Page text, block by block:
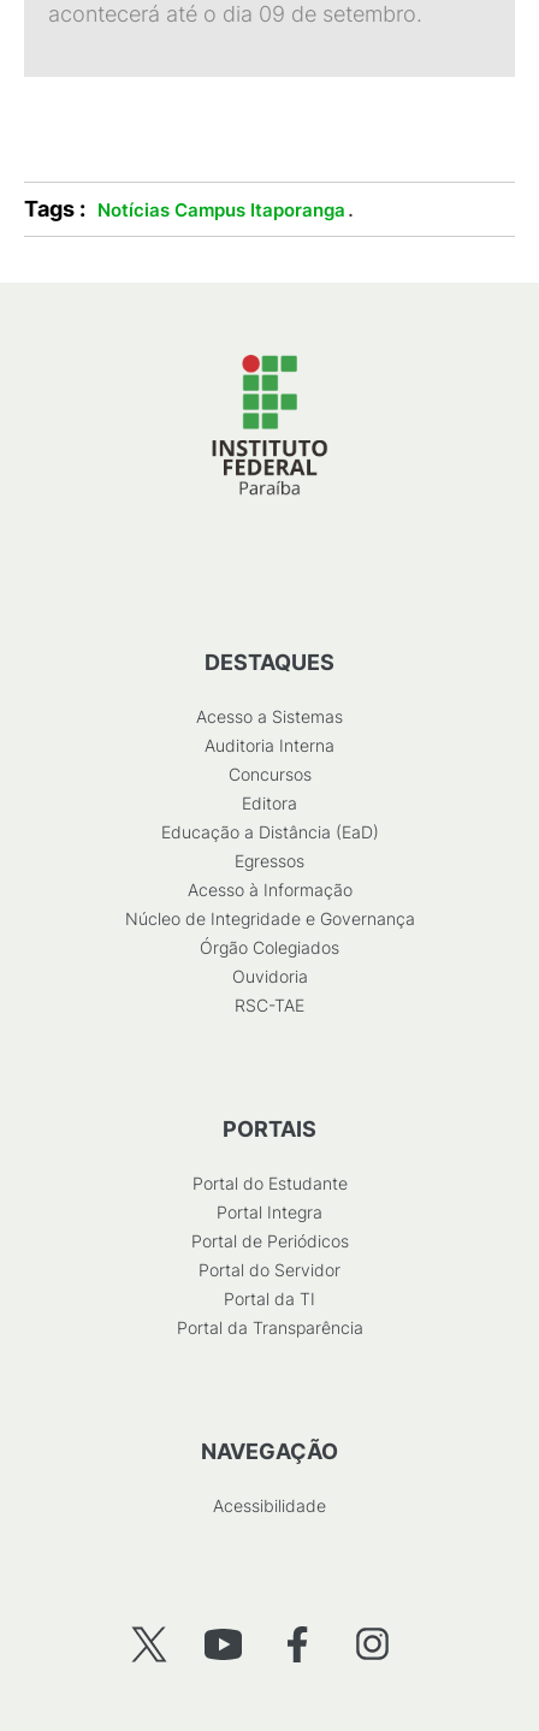
acontecerá até o dia 09 de setembro.
Tags : Notícias Campus Itaporanga .
DESTAQUES
Acesso a Sistemas
Auditoria Interna
Concursos
Editora
Educação a Distância (EaD)
Egressos
Acesso à Informação
Núcleo de Integridade e Governança
Órgão Colegiados
Ouvidoria
RSC-TAE
PORTAIS
Portal do Estudante
Portal Integra
Portal de Periódicos
Portal do Servidor
Portal da TI
Portal da Transparência
NAVEGAÇÃO
Acessibilidade